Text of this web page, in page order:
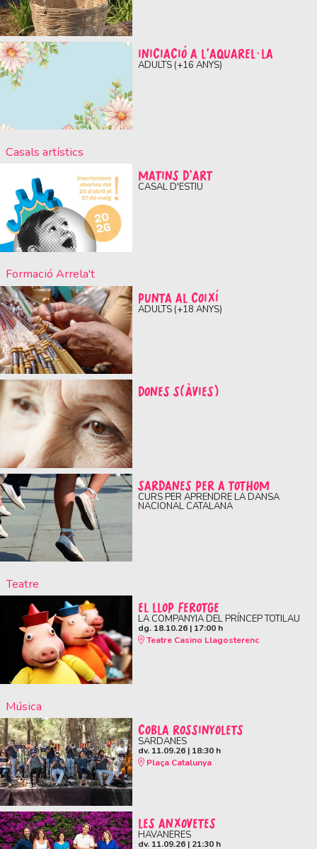
INICIACIÓ A L’AQUAREL·LA
ADULTS (+16 ANYS)
Casals artístics
MATINS D'ART
CASAL D'ESTIU
Formació Arrela't
PUNTA AL COIXÍ
ADULTS (+18 ANYS)
DONES S(ÀVIES)
SARDANES PER A TOTHOM
CURS PER APRENDRE LA DANSA
NACIONAL CATALANA
Teatre
EL LLOP FEROTGE
LA COMPANYIA DEL PRÍNCEP TOTILAU
dg. 18.10.26| 17:00 h
Teatre Casino Llagosterenc
Música
COBLA ROSSINYOLETS
SARDANES
dv. 11.09.26| 18:30 h
Plaça Catalunya
LES ANXOVETES
HAVANERES
dv. 11.09.26| 21:30 h